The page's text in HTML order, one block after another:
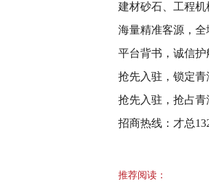
建材砂石、工程
海量精准客源，
平台背书，诚信
抢先入驻，锁定青
抢先入驻，抢占青
招商热线：才总
推荐阅读：